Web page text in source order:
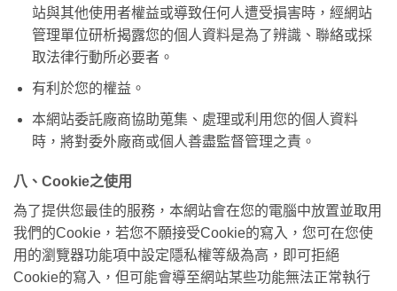
站與其他使用者權益或導致任何人遭受損害時，經網站
管理單位研析揭露您的個人資料是為了辨識、聯絡或採
取法律行動所必要者。
有利於您的權益。
本網站委託廠商協助蒐集、處理或利用您的個人資料
時，將對委外廠商或個人善盡監督管理之責。
八、Cookie之使用
為了提供您最佳的服務，本網站會在您的電腦中放置並取用
我們的Cookie，若您不願接受Cookie的寫入，您可在您使
用的瀏覽器功能項中設定隱私權等級為高，即可拒絕
Cookie的寫入，但可能會導至網站某些功能無法正常執行